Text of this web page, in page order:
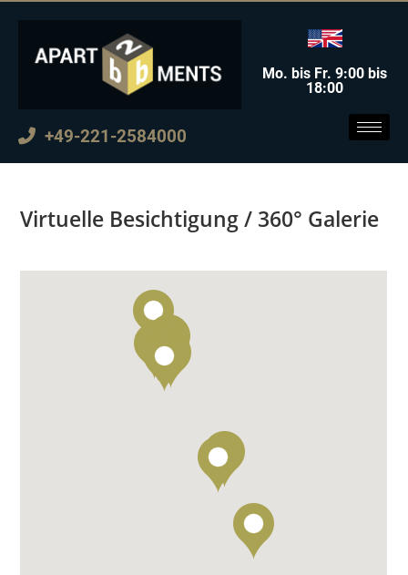
+49-221-2584000
Mo. bis Fr. 9:00 bis
18:00
Virtuelle Besichtigung / 360° Galerie